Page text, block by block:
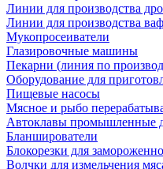
Линии для производства
Линии для производства
Мукопросеиватели
Глазировочные машины
Пекарни (линия по
Оборудование для
Пищевые насосы
Мясное и рыбо
Автоклавы промышленные
Бланширователи
Блокорезки для
Волчки для измельчения